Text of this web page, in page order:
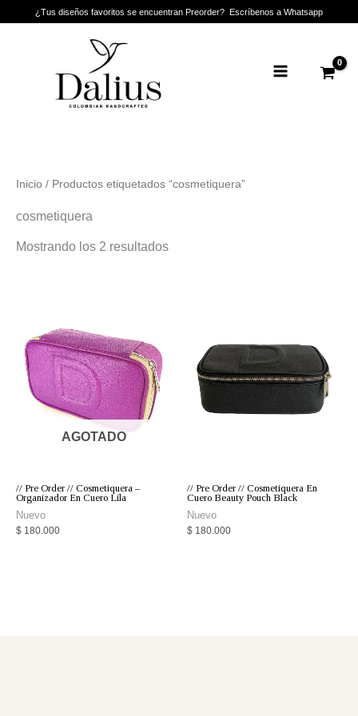
¿Tus diseños favoritos se encuentran Preorder? Escríbenos a Whatsapp
Menu
Inicio / Productos etiquetados “cosmetiquera”
cosmetiquera
Mostrando los 2 resultados
AGOTADO
// Pre Order // Cosmetiquera –
Organizador En Cuero Lila
Nuevo
$ 180.000
// Pre Order // Cosmetiquera En
Cuero Beauty Pouch Black
Nuevo
$ 180.000